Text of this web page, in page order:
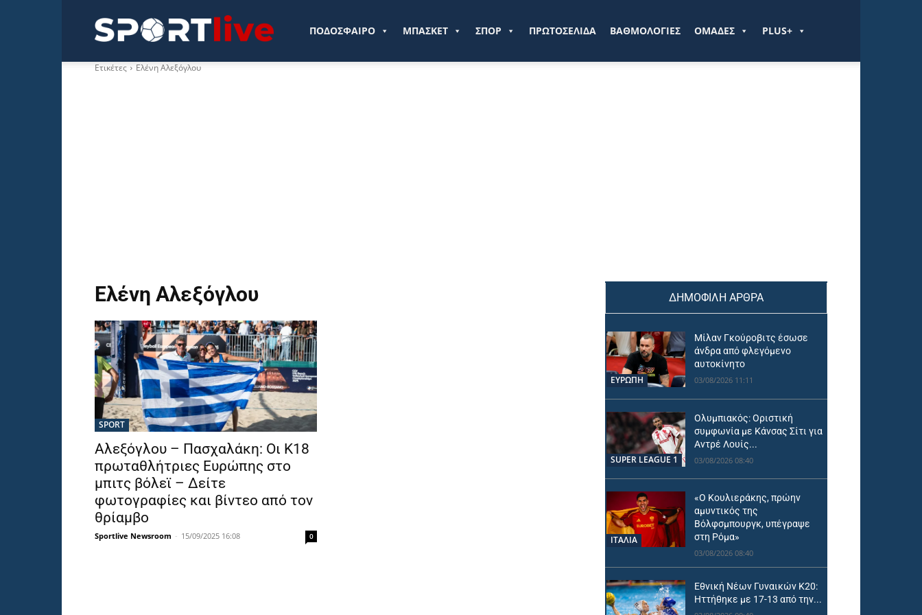
Sportlive.grΠΟΔΟΣΦΑΙΡΟ ΜΠΑΣΚΕΤ ΣΠΟΡ ΠΡΩΤΟΣΕΛΙΔΑ ΒΑΘΜΟΛΟΓΙΕΣ ΟΜΑΔΕΣ PLUS+
Ετικέτες Ελένη Αλεξόγλου
Ελένη Αλεξόγλου
SPORT
Αλεξόγλου – Πασχαλάκη: Οι Κ18
πρωταθλήτριες Ευρώπης στο
μπιτς βόλεϊ – Δείτε
φωτογραφίες και βίντεο από τον
θρίαμβο
Sportlive Newsroom - 15/09/2025 16:08 0
ΔΗΜΟΦΙΛΗ ΑΡΘΡΑ
ΕΥΡΩΠΗ
Μίλαν Γκούροβιτς έσωσε
άνδρα από φλεγόμενο
αυτοκίνητο
03/08/2026 11:11
SUPER LEAGUE 1
Ολυμπιακός: Οριστική
συμφωνία με Κάνσας Σίτι για
Αντρέ Λουίς...
03/08/2026 08:40
ΙΤΑΛΙΑ
«Ο Κουλιεράκης, πρώην
αμυντικός της
Βόλφσμπουργκ, υπέγραψε
στη Ρόμα»
03/08/2026 08:40
Εθνική Νέων Γυναικών Κ20:
Ηττήθηκε με 17-13 από την...